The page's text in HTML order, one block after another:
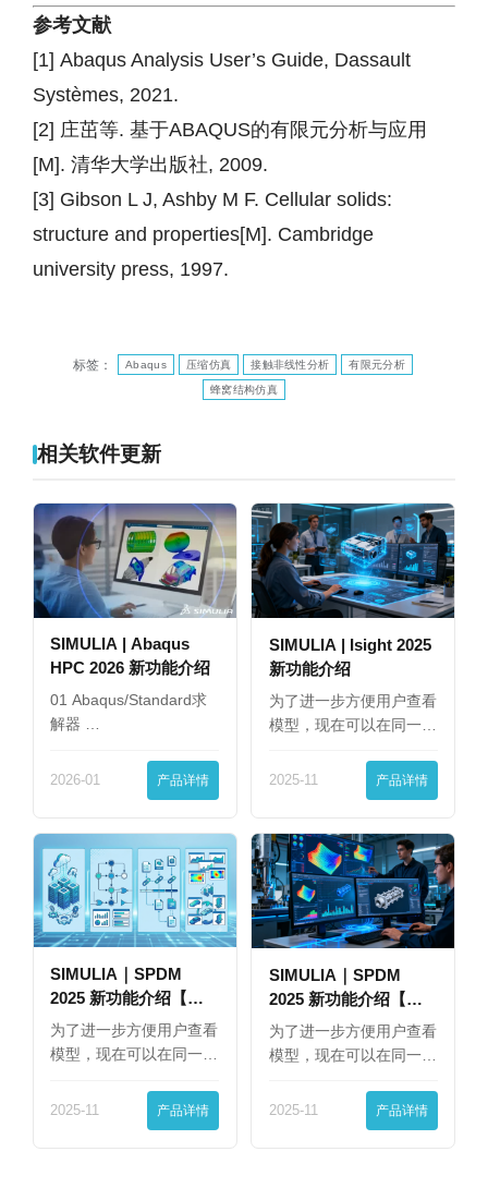
参考文献
[1] Abaqus Analysis User’s Guide, Dassault
Systèmes, 2021.
[2] 庄茁等. 基于ABAQUS的有限元分析与应用
[M]. 清华大学出版社, 2009.
[3] Gibson L J, Ashby M F. Cellular solids:
structure and properties[M]. Cambridge
university press, 1997.
标签： Abaqus 压缩仿真 接触非线性分析 有限元分析
蜂窝结构仿真
相关软件更新
SIMULIA | Abaqus
HPC 2026 新功能介绍
01 Abaqus/Standard求
解器 …
2026-01 产品详情
SIMULIA | Isight 2025
新功能介绍
为了进一步方便用户查看
模型，现在可以在同一
2025-11 产品详情
SIMULIA｜SPDM
2025 新功能介绍【下
篇】
为了进一步方便用户查看
模型，现在可以在同一
2025-11 产品详情
SIMULIA｜SPDM
2025 新功能介绍【上
篇】
为了进一步方便用户查看
模型，现在可以在同一
2025-11 产品详情